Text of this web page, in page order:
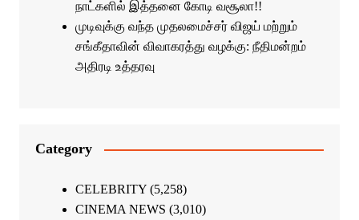
நாட்களில் இத்தனை கோடி வசூலா!!
முடிவுக்கு வந்த முதலமைச்சர் விஜய் மற்றும்
சங்கீதாவின் விவாகரத்து வழக்கு: நீதிமன்றம்
அதிரடி உத்தரவு
Category
CELEBRITY(5,258)
CINEMA NEWS (3,010)